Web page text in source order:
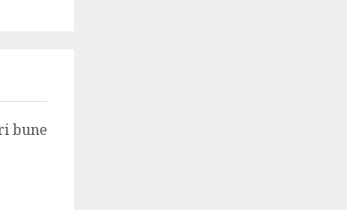
bune